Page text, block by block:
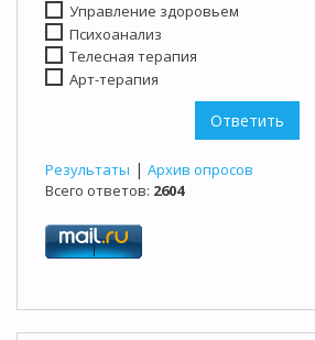
Управление здоровьем
Психоанализ
Телесная терапия
Арт-терапия
Результаты | Архив опросов
Всего ответов: 2604